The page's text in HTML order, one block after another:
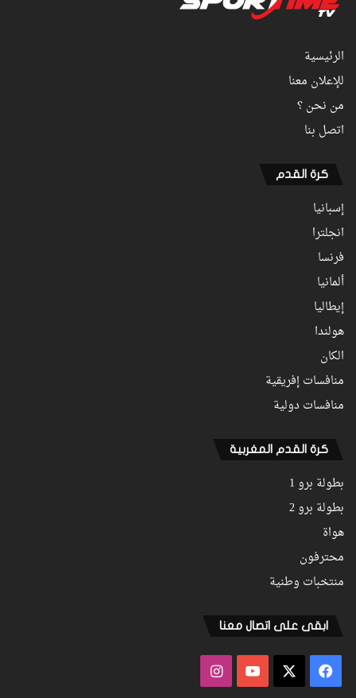
الرئيسية
للإعلان معنا
من نحن ؟
اتصل بنا
كرة القدم
إسبانيا
انجلترا
فرنسا
ألمانيا
إيطاليا
هولندا
الكان
منافسات إفريقية
منافسات دولية
كرة القدم المغربية
بطولة برو 1
بطولة برو 2
هواة
محترفون
منتخبات وطنية
ابقى على اتصال معنا
فيسبوك ‫YouTubeانستقرام